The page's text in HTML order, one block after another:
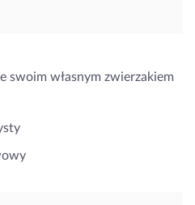
swoim własnym zwierzakiem